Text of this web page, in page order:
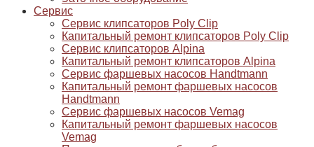
Сервис
Сервис клипсаторов Poly Clip
Капитальный ремонт клипсаторов Poly Clip
Сервис клипсаторов Alpina
Капитальный ремонт клипсаторов Alpina
Сервис фаршевых насосов Handtmann
Капитальный ремонт фаршевых насосов
Handtmann
Сервис фаршевых насосов Vemag
Капитальный ремонт фаршевых насосов
Vemag